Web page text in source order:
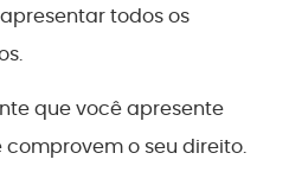
todos os
que você apresente
o seu direito.